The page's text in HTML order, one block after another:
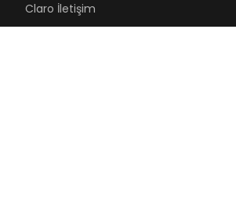
Claro İletişim